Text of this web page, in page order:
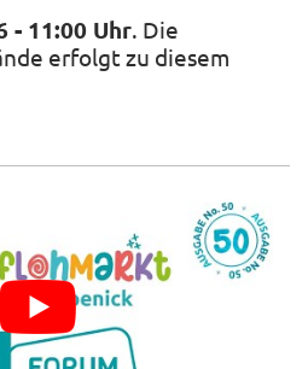
- 11:00 Uhr. Die
erfolgt zu diesem